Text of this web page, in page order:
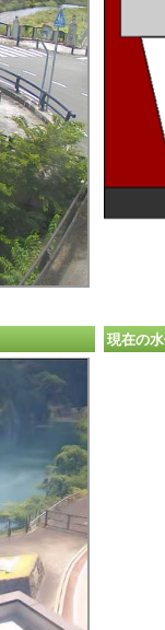
現在の